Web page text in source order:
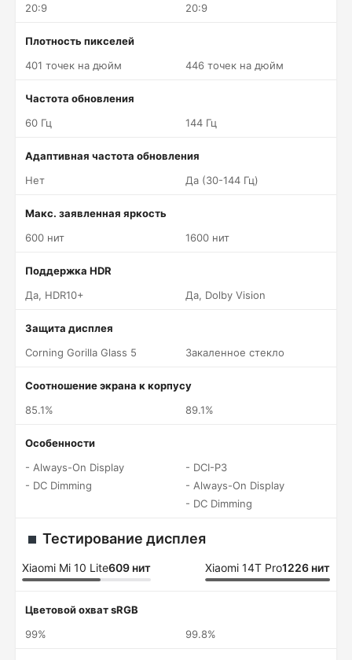
20:9
20:9
Плотность пикселей
401 точек на дюйм
446 точек на дюйм
Частота обновления
60 Гц
144 Гц
Адаптивная частота обновления
Нет
Да (30-144 Гц)
Макс. заявленная яркость
600 нит
1600 нит
Поддержка HDR
Да, HDR10+
Да, Dolby Vision
Защита дисплея
Corning Gorilla Glass 5
Закаленное стекло
Соотношение экрана к корпусу
85.1%
89.1%
Особенности
- Always-On Display
- DC Dimming
- DCI-P3
- Always-On Display
- DC Dimming
Тестирование дисплея
Xiaomi Mi 10 Lite609 нит Xiaomi 14T Pro1226 нит
Цветовой охват sRGB
99%
99.8%